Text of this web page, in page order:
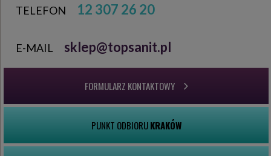
TELEFON 12 307 26 20
E-MAIL sklep@topsanit.pl
FORMULARZ KONTAKTOWY
PUNKT ODBIORUKRAKÓW